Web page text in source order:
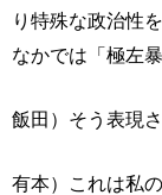
り特殊な政治性
なかでは「極左
飯田）そう表現
有本）これは私